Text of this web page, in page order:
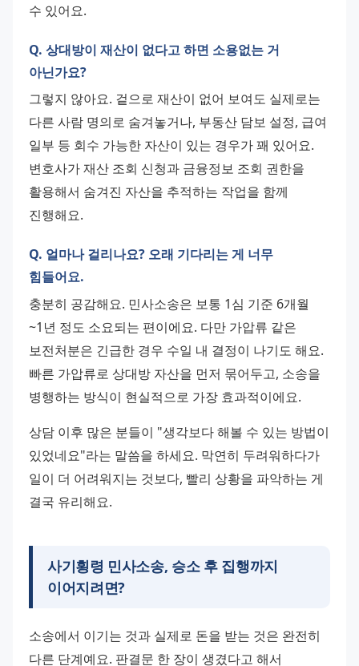
수 있어요.
Q. 상대방이 재산이 없다고 하면 소용없는 거
아닌가요?
그렇지 않아요. 겉으로 재산이 없어 보여도 실제로는
다른 사람 명의로 숨겨놓거나, 부동산 담보 설정, 급여
일부 등 회수 가능한 자산이 있는 경우가 꽤 있어요.
변호사가 재산 조회 신청과 금융정보 조회 권한을
활용해서 숨겨진 자산을 추적하는 작업을 함께
진행해요.
Q. 얼마나 걸리나요? 오래 기다리는 게 너무
힘들어요.
충분히 공감해요. 민사소송은 보통 1심 기준 6개월
~1년 정도 소요되는 편이에요. 다만 가압류 같은
보전처분은 긴급한 경우 수일 내 결정이 나기도 해요.
빠른 가압류로 상대방 자산을 먼저 묶어두고, 소송을
병행하는 방식이 현실적으로 가장 효과적이에요.
상담 이후 많은 분들이 "생각보다 해볼 수 있는 방법이
있었네요"라는 말씀을 하세요. 막연히 두려워하다가
일이 더 어려워지는 것보다, 빨리 상황을 파악하는 게
결국 유리해요.
사기횡령 민사소송, 승소 후 집행까지
이어지려면?
소송에서 이기는 것과 실제로 돈을 받는 것은 완전히
다른 단계예요. 판결문 한 장이 생겼다고 해서